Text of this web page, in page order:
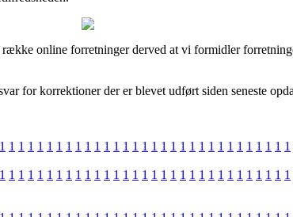
online forretninger derved at vi formidler
for korrektioner der er blevet udført siden seneste
1 1 1 1 1 1 1 1 1 1 1 1 1 1 1 1 1 1 1 1 1 1 1 1 1 1 1 1 1 1 1
1 1 1 1 1 1 1 1 1 1 1 1 1 1 1 1 1 1 1 1 1 1 1 1 1 1 1 1 1 1 1